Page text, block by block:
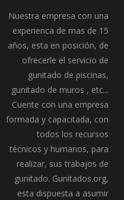
Nuestra empresa con una
experienca de mas de 15
años, esta en posición, de
ofrecerle el servicio de
gunitado de piscinas,
gunitado de muros , etc...
Cuente con una empresa
formada y capacitada, con
todos los recursos
técnicos y humanos, para
realizar, sus trabajos de
gunitado. Gunitados.org,
esta dispuesta a asumir